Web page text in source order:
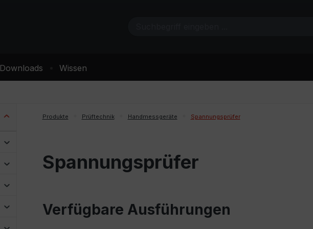
Downloads Wissen
Produkte Prüftechnik Handmessgeräte Spannungsprüfer
Spannungsprüfer
Verfügbare Ausführungen